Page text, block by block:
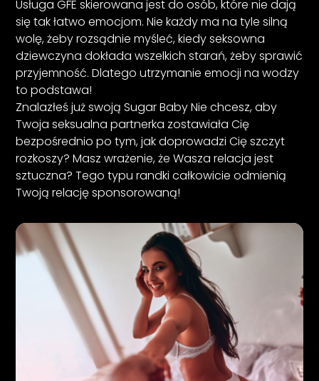
Usługa GFE skierowana jest do osób, które nie dają
się tak łatwo emocjom. Nie każdy ma na tyle silną
wolę, żeby rozsądnie myśleć, kiedy seksowna
dziewczyna dokłada wszelkich starań, żeby sprawić
przyjemność. Dlatego utrzymanie emocji na wodzy
to podstawa!
Znalazłeś już swoją Sugar Baby Nie chcesz, aby
Twoja seksualna partnerka zostawiała Cię
bezpośrednio po tym, jak doprowadzi Cię szczyt
rozkoszy? Masz wrażenie, że Wasza relacja jest
sztuczna? Tego typu randki całkowicie odmienią
Twoją relację sponsorowaną!